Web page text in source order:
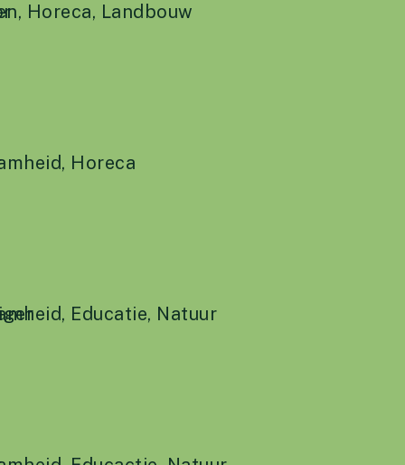
, Horeca, Landbouw
, Horeca
, Educatie, Natuur